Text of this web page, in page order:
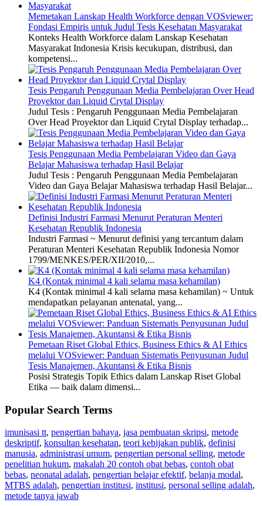
Memetakan Lanskap Health Workforce dengan VOSviewer:
Fondasi Empiris untuk Judul Tesis Kesehatan Masyarakat
Konteks Health Workforce dalam Lanskap Kesehatan
Masyarakat Indonesia Krisis kecukupan, distribusi, dan
kompetensi...
Tesis Pengaruh Penggunaan Media Pembelajaran Over Head
Proyektor dan Liquid Crytal Display
Judul Tesis : Pengaruh Penggunaan Media Pembelajaran
Over Head Proyektor dan Liquid Crytal Display terhadap...
Tesis Penggunaan Media Pembelajaran Video dan Gaya
Belajar Mahasiswa terhadap Hasil Belajar
Judul Tesis : Pengaruh Penggunaan Media Pembelajaran
Video dan Gaya Belajar Mahasiswa terhadap Hasil Belajar...
Definisi Industri Farmasi Menurut Peraturan Menteri
Kesehatan Republik Indonesia
Industri Farmasi ~ Menurut definisi yang tercantum dalam
Peraturan Menteri Kesehatan Republik Indonesia Nomor
1799/MENKES/PER/XII/2010,...
K4 (Kontak minimal 4 kali selama masa kehamilan)
K4 (Kontak minimal 4 kali selama masa kehamilan) ~ Untuk
mendapatkan pelayanan antenatal, yang...
Pemetaan Riset Global Ethics, Business Ethics & AI Ethics
melalui VOSviewer: Panduan Sistematis Penyusunan Judul
Tesis Manajemen, Akuntansi & Etika Bisnis
Posisi Strategis Topik Ethics dalam Lanskap Riset Global
Etika — baik dalam dimensi...
Popular Search Terms
imunisasi tt, pengertian bahaya, jasa pembuatan skripsi, metode
deskriptif, konsultan kesehatan, teori kebijakan publik, definisi
manusia, administrasi umum, pengertian personal selling, metode
penelitian hukum, makalah 20 contoh obat bebas, contoh obat
bebas, neonatal adalah, pengertian belajar efektif, belanja modal,
MTBS adalah, pengertian institusi, institusi, personal selling adalah,
metode tanya jawab